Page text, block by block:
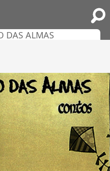
DAS ALMAS